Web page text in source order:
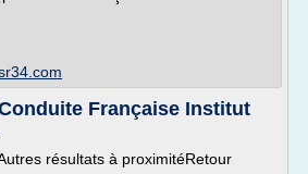
Française Institut
résultats à proximitéRetour